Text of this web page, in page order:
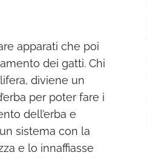
apparati che poi
dei gatti. Chi
diviene un
per poter fare i
dell’erba e
sistema con la
e lo innaffiasse